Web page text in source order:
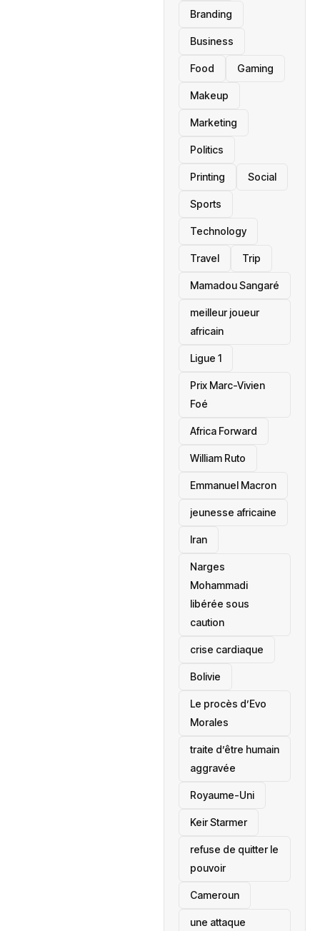
Branding
Business
Food Gaming
Makeup
Marketing
Politics
Printing Social
Sports
Technology
Travel Trip
Mamadou Sangaré
meilleur joueur
africain
Ligue 1
Prix Marc-Vivien
Foé
‎Africa Forward
William Ruto
Emmanuel Macron
jeunesse africaine
‎Iran
Narges
Mohammadi
libérée sous
caution
crise cardiaque
‎Bolivie
Le procès d’Evo
Morales
traite d’être humain
aggravée
‎Royaume-Uni
Keir Starmer
refuse de quitter le
pouvoir
‎Cameroun
une attaque